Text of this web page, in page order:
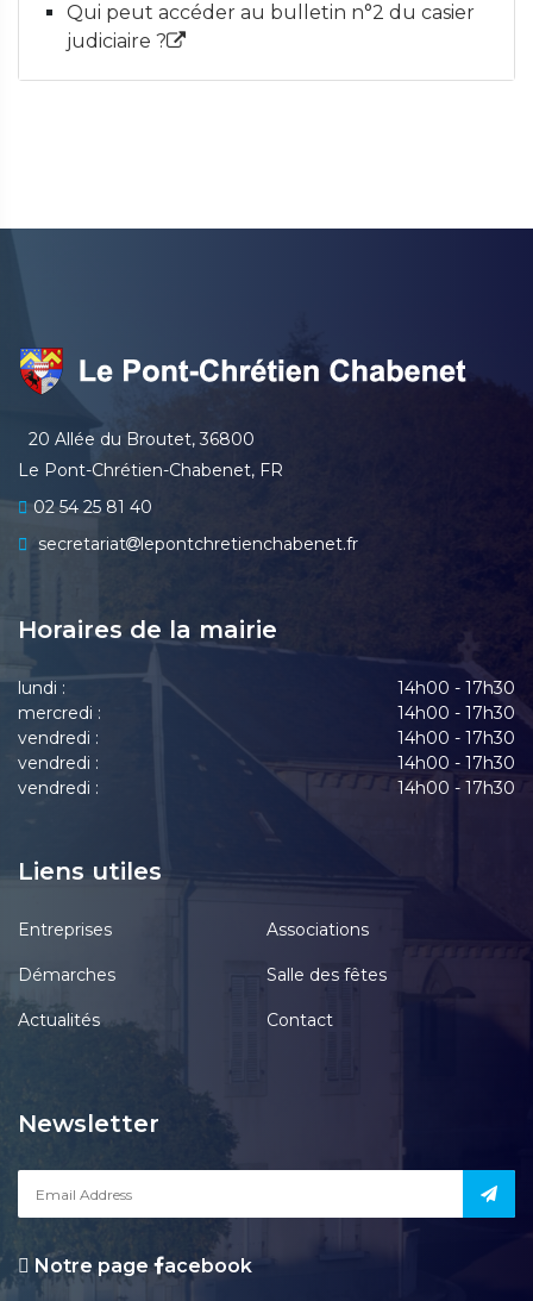
Qui peut accéder au bulletin n°2 du casier
judiciaire ?
20 Allée du Broutet, 36800
Le Pont-Chrétien-Chabenet, FR
02 54 25 81 40
secretariat
lepontchretienchabenet.fr
Horaires de la mairie
lundi :
14h00 - 17h30
mercredi :
14h00 - 17h30
vendredi :
14h00 - 17h30
vendredi :
14h00 - 17h30
vendredi :
14h00 - 17h30
Liens utiles
Entreprises Associations
Démarches Salle des fêtes
Actualités Contact
Newsletter
Notre page acebook